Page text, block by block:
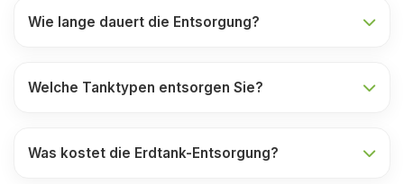
Wie lange dauert die Entsorgung?
Welche Tanktypen entsorgen Sie?
Was kostet die Erdtank-Entsorgung?